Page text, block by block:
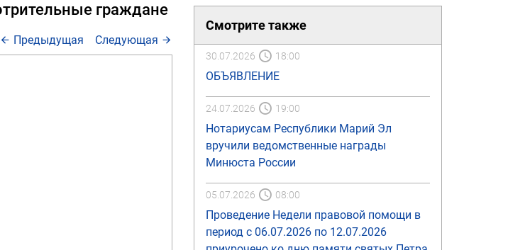
граждане
Следующая
Предыдущая
Смотрите также
30.07.2026 18:00
ОБЪЯВЛЕНИЕ
24.07.2026 19:00
Нотариусам Республики Марий Эл
вручили ведомственные награды
Минюста России
05.07.2026 08:00
Проведение Недели правовой помощи в
период с 06.07.2026 по 12.07.2026